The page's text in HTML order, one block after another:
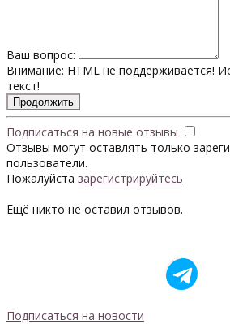
Ваш вопрос:
Внимание: HTML не поддерживается!
текст!
Продолжить
Подписаться на новые отзывы
Отзывы могут оставлять только
пользователи.
Пожалуйста зарегистрируйтесь
Ещё никто не оставил отзывов.
Подписаться на новости